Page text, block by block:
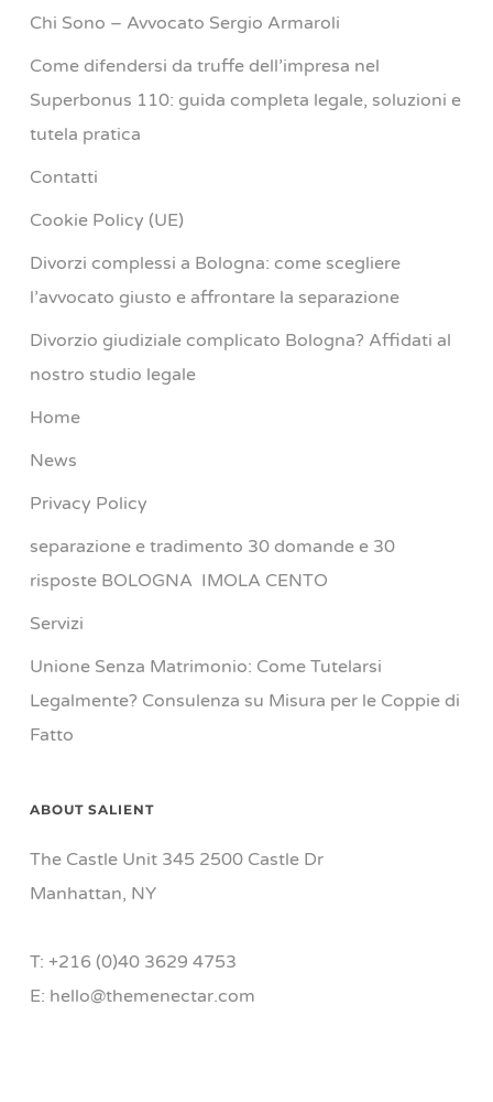
Chi Sono – Avvocato Sergio Armaroli
Come difendersi da truffe dell’impresa nel
Superbonus 110: guida completa legale, soluzioni e
tutela pratica
Contatti
Cookie Policy (UE)
Divorzi complessi a Bologna: come scegliere
l’avvocato giusto e affrontare la separazione
Divorzio giudiziale complicato Bologna? Affidati al
nostro studio legale
Home
News
Privacy Policy
separazione e tradimento 30 domande e 30
risposte BOLOGNA IMOLA CENTO
Servizi
Unione Senza Matrimonio: Come Tutelarsi
Legalmente? Consulenza su Misura per le Coppie di
Fatto
ABOUT SALIENT
The Castle Unit 345 2500 Castle Dr
Manhattan, NY
T: +216 (0)40 3629 4753
E: hello@themenectar.com